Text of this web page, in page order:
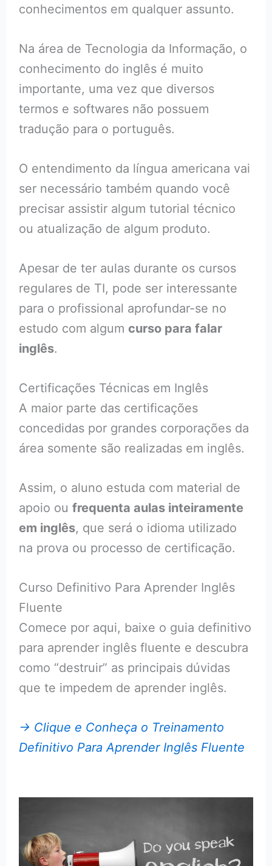
conhecimentos em qualquer assunto.
Na área de Tecnologia da Informação, o
conhecimento do inglês é muito
importante, uma vez que diversos
termos e softwares não possuem
tradução para o português.
O entendimento da língua americana vai
ser necessário também quando você
precisar assistir algum tutorial técnico
ou atualização de algum produto.
Apesar de ter aulas durante os cursos
regulares de TI, pode ser interessante
para o profissional aprofundar-se no
estudo com algum curso para falar
inglês.
Certificações Técnicas em Inglês
A maior parte das certificações
concedidas por grandes corporações da
área somente são realizadas em inglês.
Assim, o aluno estuda com material de
apoio ou frequenta aulas inteiramente
em inglês, que será o idioma utilizado
na prova ou processo de certificação.
Curso Definitivo Para Aprender Inglês
Fluente
Comece por aqui, baixe o guia definitivo
para aprender inglês fluente e descubra
como “destruir” as principais dúvidas
que te impedem de aprender inglês.
→ Clique e Conheça o Treinamento
Definitivo Para Aprender Inglês Fluente